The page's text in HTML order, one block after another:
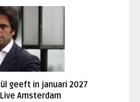
geeft in januari 2027
Amsterdam